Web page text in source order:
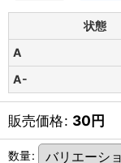
状態
A
A-
販売価格: 30円
数量: